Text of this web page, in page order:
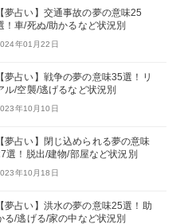
【夢占い】交通事故の夢の意味25
！車/死ぬ/助かるなど状況別
年01月22日
【夢占い】戦争の夢の意味35選！リ
ル/空襲/逃げるなど状況別
年10月10日
【夢占い】閉じ込められる夢の意味
選！脱出/建物/部屋など状況別
年10月18日
【夢占い】洪水の夢の意味25選！助
る/逃げる/家の中など状況別